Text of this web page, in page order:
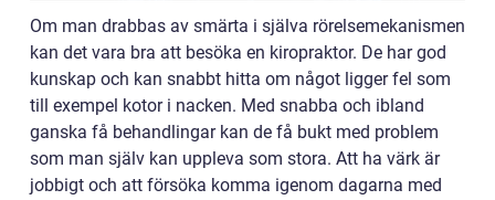
Om man drabbas av smärta i själva rörelsemekanismen
kan det vara bra att besöka en kiropraktor. De har god
kunskap och kan snabbt hitta om något ligger fel som
till exempel kotor i nacken. Med snabba och ibland
ganska få behandlingar kan de få bukt med problem
som man själv kan uppleva som stora. Att ha värk är
jobbigt och att försöka komma igenom dagarna med